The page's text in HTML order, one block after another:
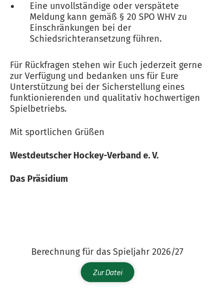
Eine unvollständige oder verspätete
Meldung kann gemäß § 20 SPO WHV zu
Einschränkungen bei der
Schiedsrichteransetzung führen.
Für Rückfragen stehen wir Euch jederzeit gerne
zur Verfügung und bedanken uns für Eure
Unterstützung bei der Sicherstellung eines
funktionierenden und qualitativ hochwertigen
Spielbetriebs.
Mit sportlichen Grüßen
Westdeutscher Hockey-Verband e. V.
Das Präsidium
Berechnung für das Spieljahr 2026/27
Zur Datei